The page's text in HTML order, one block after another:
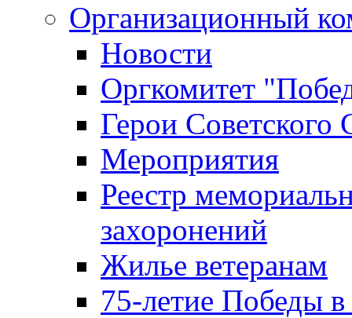
Организационный
Новости
Оргкомитет
Герои Советского
Мероприятия
Реестр
захоронений
Жилье ветеранам
75-летие Победы